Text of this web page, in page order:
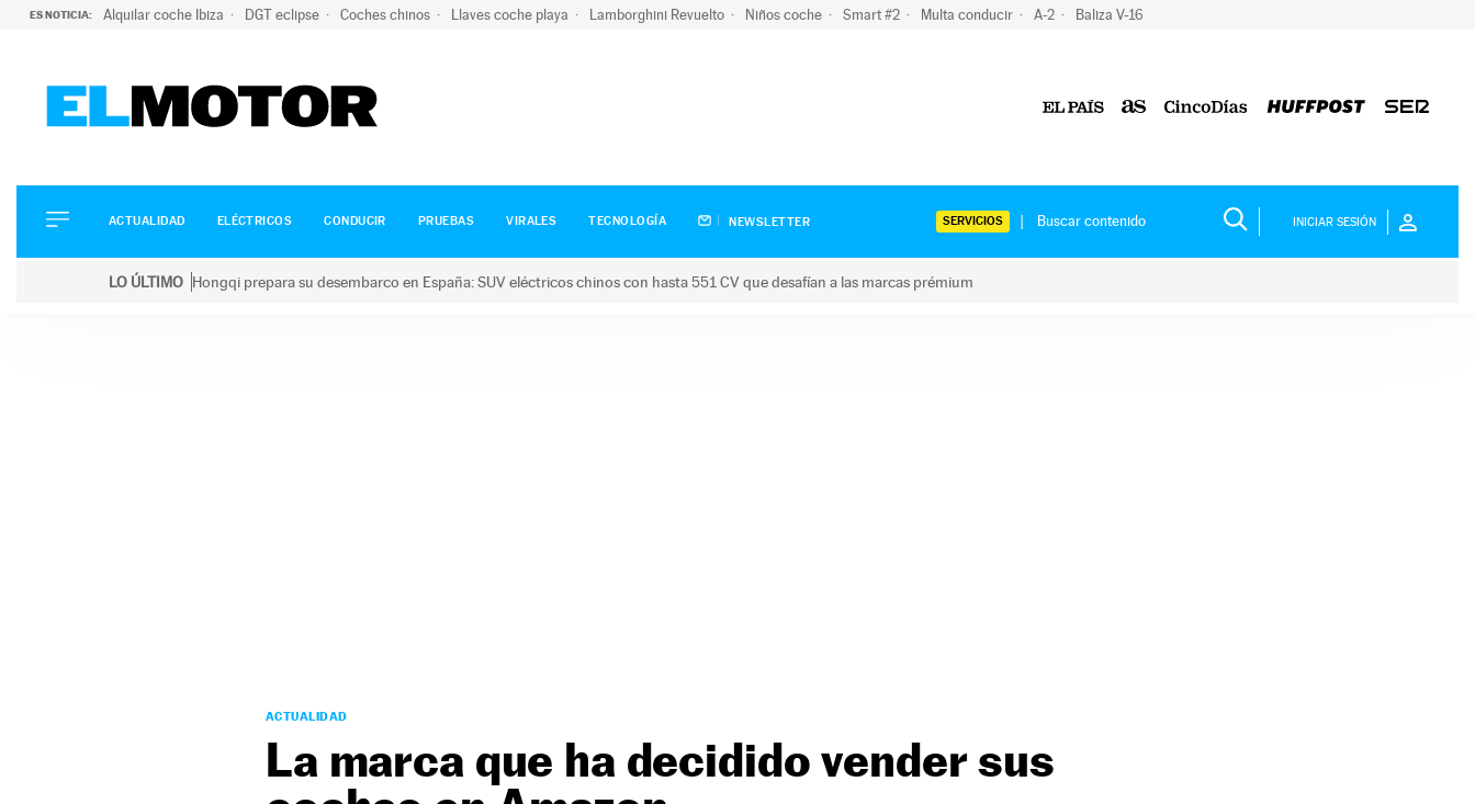
ES NOTICIA: Alquilar coche Ibiza DGT eclipse Coches chinos Llaves coche playa Lamborghini Revuelto Niños coche Smart #2 Multa conducir A-2 Baliza V-16
ELÉCTRICOS
CONDUCIR
ACTUALIDAD ELÉCTRICOS CONDUCIR PRUEBAS VIRALES TECNOLOGÍA NEWSLETTER SERVICIOS INICIAR SESIÓN
LO ÚLTIMO Hongqi prepara su desembarco en España: SUV eléctricos chinos con hasta 551 CV que desafían a las marcas prémium
ACTUALIDAD
La marca que ha decidido vender sus